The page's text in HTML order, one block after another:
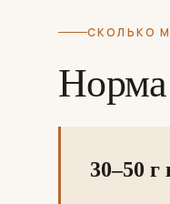
СКОЛЬКО
Норма
30–50